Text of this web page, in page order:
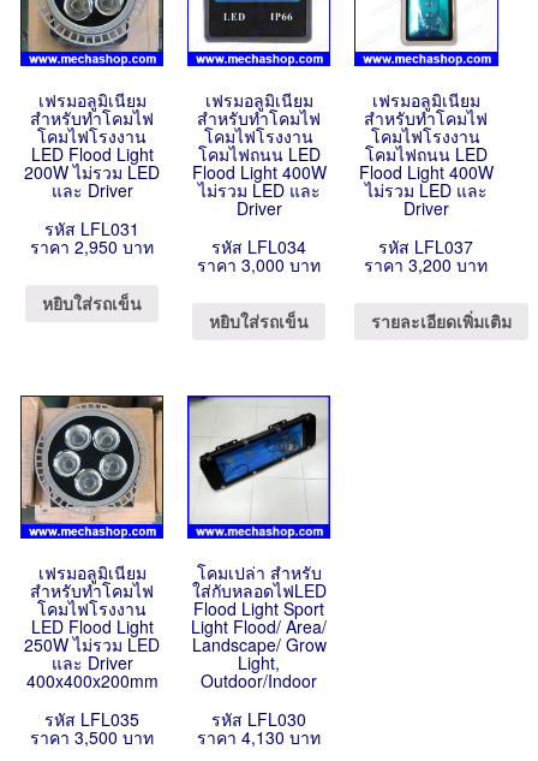
เฟรมอลูมิเนียม
สำหรับทำโคมไฟ
โคมไฟโรงงาน
LED Flood Light
200W ไม่รวม LED
และ Driver
รหัส LFL031
ราคา 2,950 บาท
หยิบใส่รถเข็น
เฟรมอลูมิเนียม
สำหรับทำโคมไฟ
โคมไฟโรงงาน
โคมไฟถนน LED
Flood Light 400W
ไม่รวม LED และ
Driver
รหัส LFL034
ราคา 3,000 บาท
หยิบใส่รถเข็น
เฟรมอลูมิเนียม
สำหรับทำโคมไฟ
โคมไฟโรงงาน
โคมไฟถนน LED
Flood Light 400W
ไม่รวม LED และ
Driver
รหัส LFL037
ราคา 3,200 บาท
รายละเอียดเพิ่มเติม
เฟรมอลูมิเนียม
สำหรับทำโคมไฟ
โคมไฟโรงงาน
LED Flood Light
250W ไม่รวม LED
และ Driver
400x400x200mm
รหัส LFL035
ราคา 3,500 บาท
โคมเปล่า สำหรับ
ใส่กับหลอดไฟLED
Flood Light Sport
Light Flood/ Area/
Landscape/ Grow
Light,
Outdoor/Indoor
รหัส LFL030
ราคา 4,130 บาท